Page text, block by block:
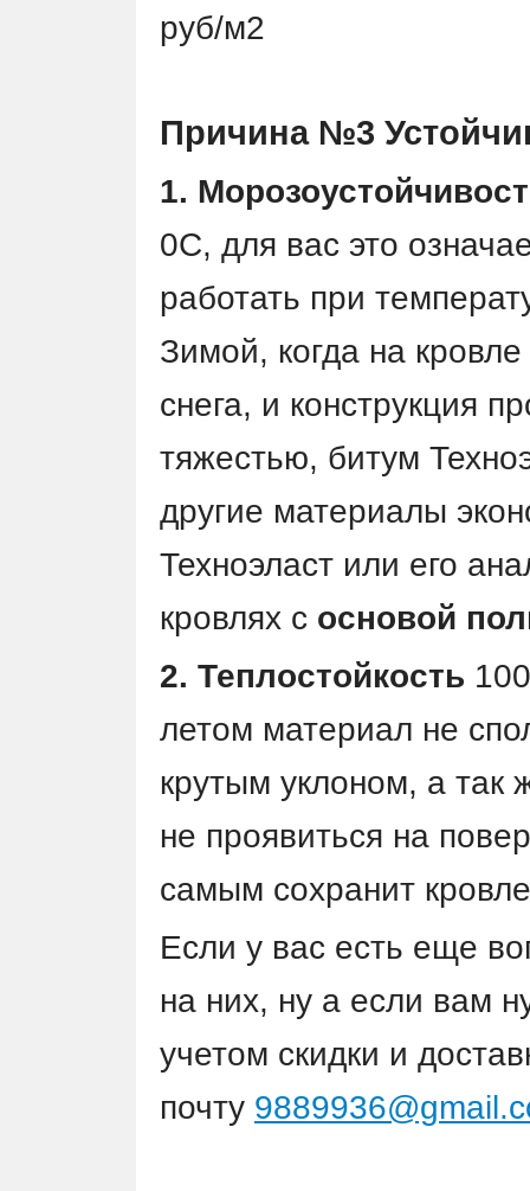
руб/м2
Причина №3
1.
0С, для вас это
работать при
Зимой, когда на
снега, и конструкция
тяжестью, битум
другие материалы
Техноэласт или его
кровлях с основой
2. Теплостойкость
летом материал не
крутым уклоном, а так
не проявиться на
самым сохранит
Если у вас есть еще
на них, ну а если вам
учетом скидки и
почту